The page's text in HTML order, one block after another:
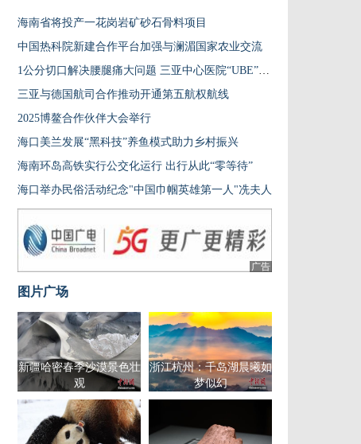
海南省将投产一花岗岩矿砂石骨料项目
中国热科院新建合作平台加强与澜湄国家农业交流
1公分切口解决腰腿痛大问题 三亚中心医院“UBE”技术为患者解忧
三亚与德国航司合作推动开通第五航权航线
2025博鳌合作伙伴大会举行
海口美兰发展“黑科技”养鱼模式助力乡村振兴
海南环岛高铁实行公交化运行 出行从此“零等待”
海口举办民俗活动纪念"中国巾帼英雄第一人"冼夫人
广告
图片广场
新疆哈密春季沙漠景色壮
观
浙江杭州：千岛湖晨曦如
梦似幻